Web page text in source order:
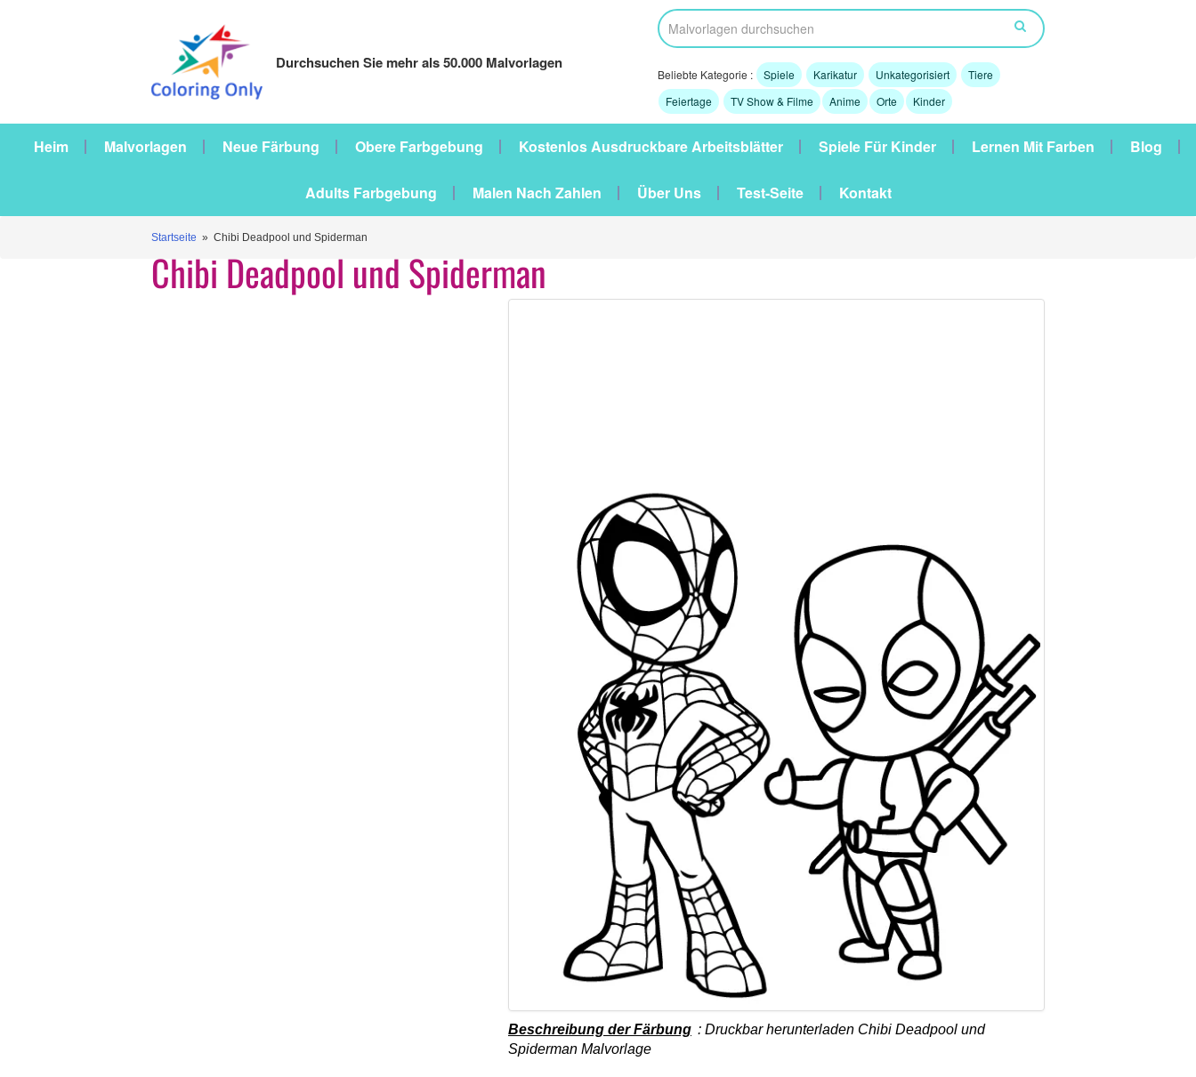
Durchsuchen Sie mehr als 50.000 Malvorlagen
Beliebte Kategorie : Spiele Karikatur Unkategorisiert
Tiere
Feiertage
TV Show & Filme Anime Orte Kinder
Heim Malvorlagen Neue Färbung Obere Farbgebung Kostenlos Ausdruckbare Arbeitsblätter Spiele Für Kinder Lernen Mit Farben Blog
Adults Farbgebung Malen Nach Zahlen Über Uns Test-Seite Kontakt
Startseite » Chibi Deadpool und Spiderman
Chibi Deadpool und Spiderman
Beschreibung der Färbung : Druckbar herunterladen Chibi Deadpool und
Spiderman Malvorlage